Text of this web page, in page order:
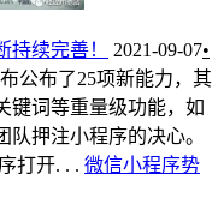
续完善！ 2021-09-07•
公布了25项新能力，其
键词等重量级功能，如
押注小程序的决心。
打开. . . 微信小程序势